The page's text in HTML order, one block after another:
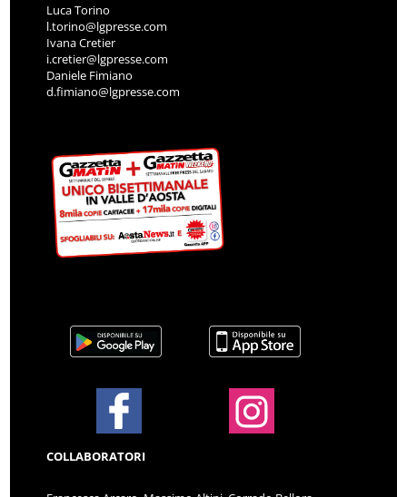
Luca Torino
l.torino@lgpresse.com
Ivana Cretier
i.cretier@lgpresse.com
Daniele Fimiano
d.fimiano@lgpresse.com
COLLABORATORI